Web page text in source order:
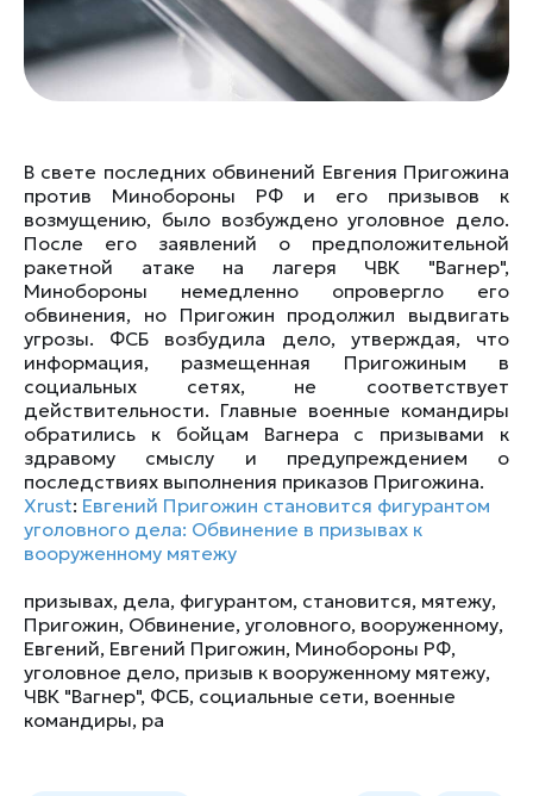
В свете последних обвинений Евгения Пригожина
против Минобороны РФ и его призывов к
возмущению, было возбуждено уголовное дело.
После его заявлений о предположительной
ракетной атаке на лагеря ЧВК "Вагнер",
Минобороны немедленно опровергло его
обвинения, но Пригожин продолжил выдвигать
угрозы. ФСБ возбудила дело, утверждая, что
информация, размещенная Пригожиным в
социальных сетях, не соответствует
действительности. Главные военные командиры
обратились к бойцам Вагнера с призывами к
здравому смыслу и предупреждением о
последствиях выполнения приказов Пригожина.
Xrust: Евгений Пригожин становится фигурантом
уголовного дела: Обвинение в призывах к
вооруженному мятежу
призывах, дела, фигурантом, становится, мятежу,
Пригожин, Обвинение, уголовного, вооруженному,
Евгений, Евгений Пригожин, Минобороны РФ,
уголовное дело, призыв к вооруженному мятежу,
ЧВК "Вагнер", ФСБ, социальные сети, военные
командиры, ра